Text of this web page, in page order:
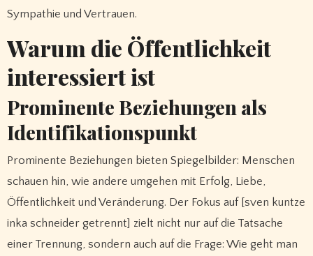
Sympathie und Vertrauen.
Warum die Öffentlichkeit
interessiert ist
Prominente Beziehungen als
Identifikationspunkt
Prominente Beziehungen bieten Spiegel­bilder: Menschen
schauen hin, wie andere umgehen mit Erfolg, Liebe,
Öffentlichkeit und Veränderung. Der Fokus auf [sven kuntze
inka schneider getrennt] zielt nicht nur auf die Tatsache
einer Trennung, sondern auch auf die Frage: Wie geht man